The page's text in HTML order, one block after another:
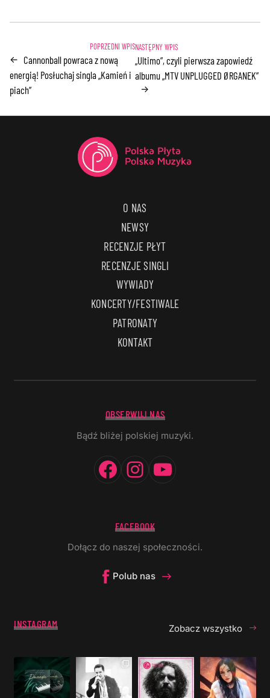
← Cannonball powraca z nową
energią! Posłuchaj singla „Kamień i
piach”
„Ultimo”, czyli pierwsza zapowiedź
albumu „MTV UNPLUGGED ØRGANEK”
→
O NAS
NEWSY
RECENZJE PŁYT
RECENZJE SINGLI
WYWIADY
KONCERTY/FESTIWALE
PATRONATY
KONTAKT
OBSERWUJ NAS
Bądź bliżej polskiej muzyki.
Facebook
Instagram
FACEBOOK
Dołącz do naszej społeczności.
Polub nas
INSTAGRAM Zobacz wszystko